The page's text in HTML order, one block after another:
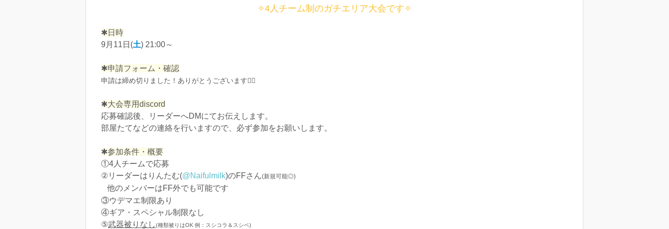
✧4人チーム制のガチエリア大会です✧
✱日時
9月11日(土) 21:00～
✱申請フォーム・確認
申請は締め切りました！ありがとうございます🙇‍♂️
✱大会専用discord
応募確認後、リーダーへDMにてお伝えします。
部屋たてなどの連絡を行いますので、必ず参加をお願いします。
✱参加条件・概要
①4人チームで応募
②リーダーはりんたむ(@Naifulmilk)のFFさん(新規可能◎)
他のメンバーはFF外でも可能です
③ウデマエ制限あり
④ギア・スペシャル制限なし
⑤武器被りなし(種類被りはOK 例：スシコラ＆スシベ)